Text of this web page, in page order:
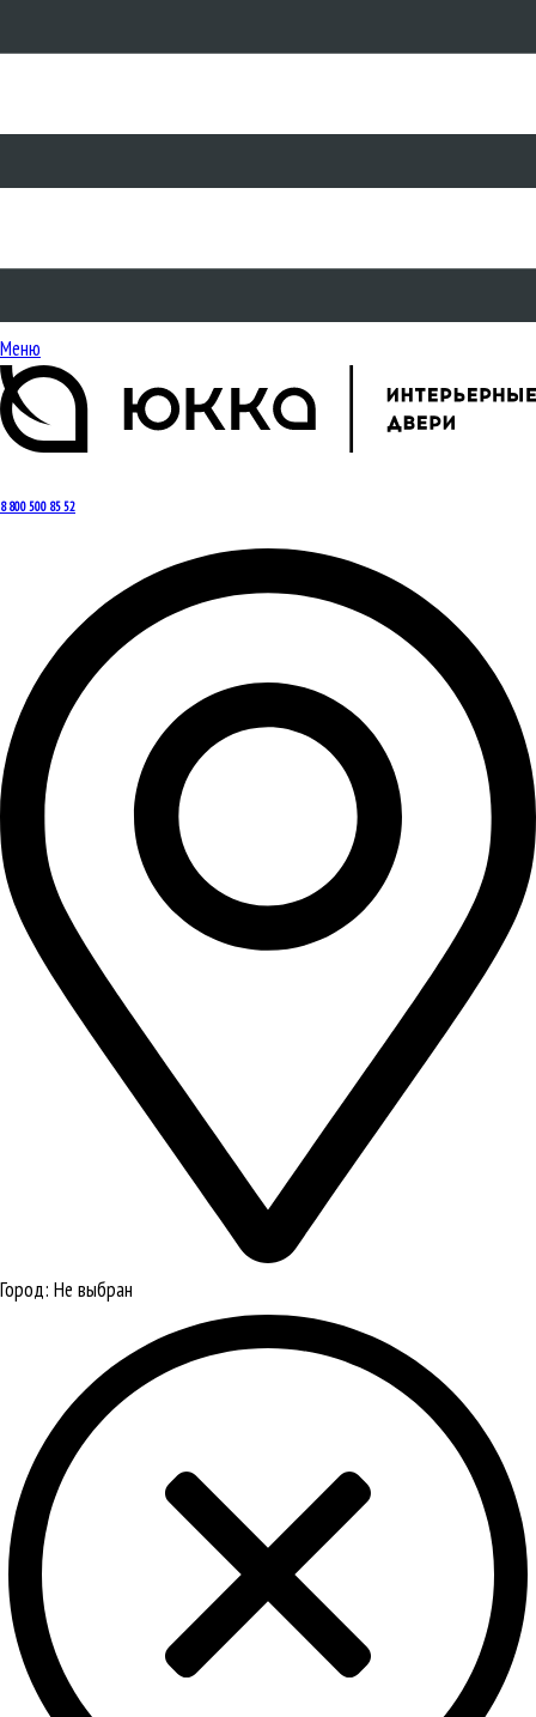
Меню
8 800 500 85 52
Город: Не выбран